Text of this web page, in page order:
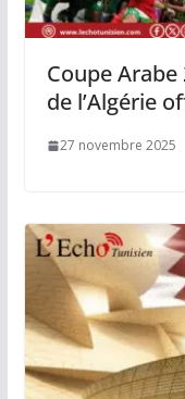
Coupe Arabe
de l’Algérie
27 novembre 2025